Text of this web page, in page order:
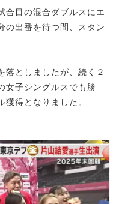
合目の混合ダブルスにエ
の出番を待つ間、スタン
落としましたが、続く２
女子シングルスでも勝
得となりました。